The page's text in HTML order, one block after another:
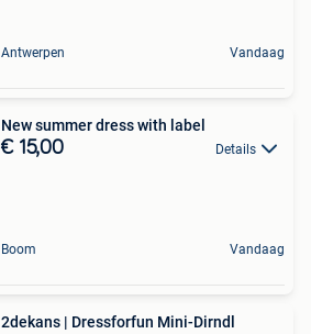
Antwerpen Vandaag
New summer dress with label
€ 15,00 Details
Boom Vandaag
2dekans | Dressforfun Mini-Dirndl